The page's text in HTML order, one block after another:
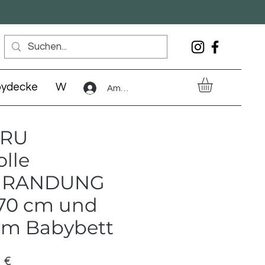
WarmkissenAmelden
cm und
Babybett
€Sale-